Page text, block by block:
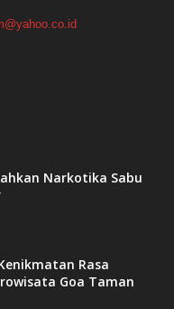
Narkotika Sabu
Rasa
Goa Taman